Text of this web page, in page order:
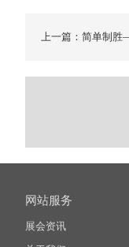
上一篇：简单制胜
网站服务
展会资讯